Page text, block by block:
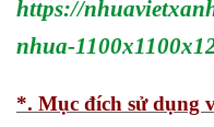
https://
nhua-
*. Mục đích sử dụng